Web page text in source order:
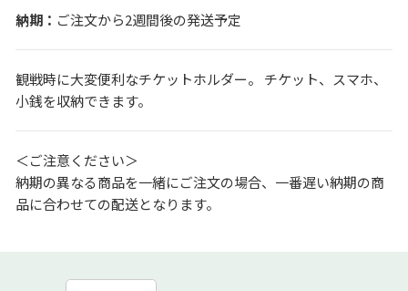
ご注文から2週間後の発送予定
観戦時に大変便利なチケットホルダー。 チケット、スマホ、
小銭を収納できます。
＜ご注意ください＞
納期の異なる商品を一緒にご注文の場合、一番遅い納期の商
品に合わせての配送となります。